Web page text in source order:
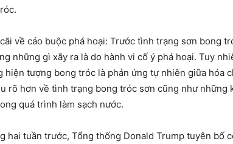
về cáo buộc phá hoại: Trước tình trạng sơn bong
những gì xãy ra là do hành vi cố ý phá hoại. Tuy
hiện tượng bong tróc là phản ứng tự nhiên giữa hóa
rõ hơn về tình trạng bong tróc sơn cũng như những
quá trình làm sạch nước.
hai tuần trước, Tổng thống Donald Trump tuyên bố